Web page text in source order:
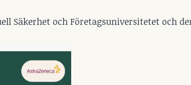
Säkerhet och Företagsuniversitetet och